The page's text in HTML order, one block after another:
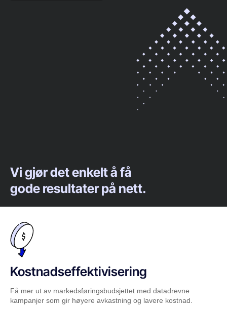
Vi gjør det enkelt å få
gode resultater på nett.
Kostnadseffektivisering
Få mer ut av markedsføringsbudsjettet med datadrevne
kampanjer som gir høyere avkastning og lavere kostnad.